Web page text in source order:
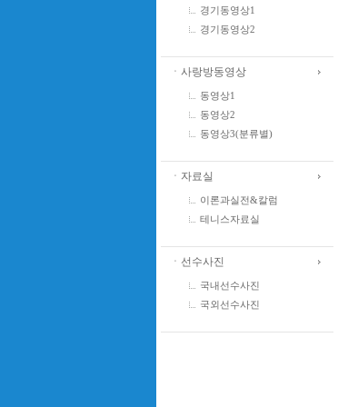
경기동영상1
경기동영상2
ㆍ사랑방동영상
동영상1
동영상2
동영상3(분류별)
ㆍ자료실
이론과실전&칼럼
테니스자료실
ㆍ선수사진
국내선수사진
국외선수사진